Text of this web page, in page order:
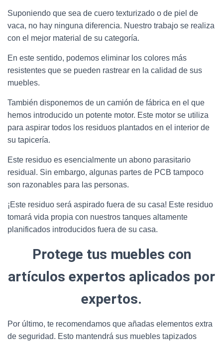
Suponiendo que sea de cuero texturizado o de piel de
vaca, no hay ninguna diferencia. Nuestro trabajo se realiza
con el mejor material de su categoría.
En este sentido, podemos eliminar los colores más
resistentes que se pueden rastrear en la calidad de sus
muebles.
También disponemos de un camión de fábrica en el que
hemos introducido un potente motor. Este motor se utiliza
para aspirar todos los residuos plantados en el interior de
su tapicería.
Este residuo es esencialmente un abono parasitario
residual. Sin embargo, algunas partes de PCB tampoco
son razonables para las personas.
¡Este residuo será aspirado fuera de su casa! Este residuo
tomará vida propia con nuestros tanques altamente
planificados introducidos fuera de su casa.
Protege tus muebles con
artículos expertos aplicados por
expertos.
Por último, te recomendamos que añadas elementos extra
de seguridad. Esto mantendrá sus muebles tapizados